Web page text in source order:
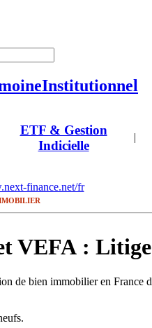
Institutionnel
ETF & Gestion
Indicielle
|
finance.net/fr
VEFA :
de bien immobilier en France